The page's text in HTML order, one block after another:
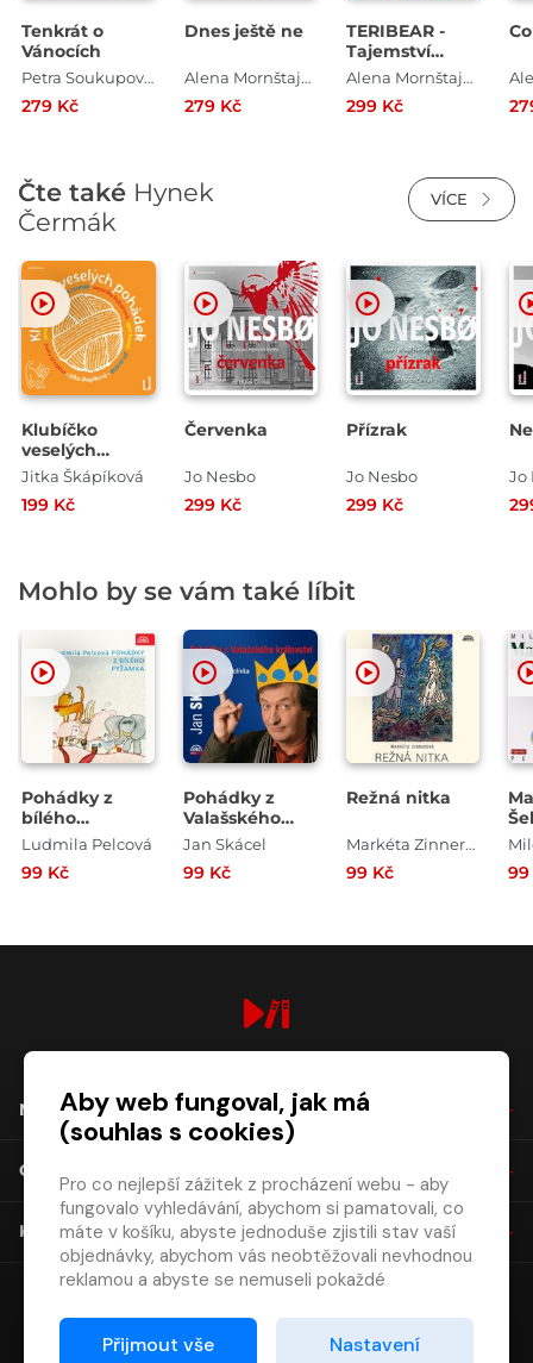
Tenkrát o
Vánocích
Petra Soukupová , Alena Mornštajnová , Petra Dvořáková , Alice Nellis , Anna Bolavá , Marek Epstein , Petr Stančík , Ondřej Neff , Irena Hejdová
279 Kč
Dnes ještě ne
Alena Mornštajnová , Petra Soukupová , Petra Dvořáková , Jan Němec , Bianca Bellová , Markéta Pilátová , Ondřej Neff , Marek Epstein , Irena Hejdová
279 Kč
TERIBEAR -
Tajemství
modré krabiceAlena Mornštajnová
299 Kč
Čte také Hynek
Čermák
VÍCE
Klubíčko
veselých
pohádek
Jitka Škápíková
199 Kč
Červenka
Jo Nesbo
299 Kč
Přízrak
Jo Nesbo
299 Kč
Jo
Mohlo by se vám také líbit
Pohádky z
bílého
pyžamka
Ludmila Pelcová
99 Kč
Pohádky z
Valašského
království
Jan Skácel
99 Kč
Režná nitka
Markéta Zinnerová
99 Kč 99
NÁKUP
O SPOLEČNOSTI
KONTAKT
Aby web fungoval, jak má
(souhlas s cookies)
Pro co nejlepší zážitek z procházení webu - aby
fungovalo vyhledávání, abychom si pamatovali, co
máte v košíku, abyste jednoduše zjistili stav vaší
objednávky, abychom vás neobtěžovali nevhodnou
reklamou a abyste se nemuseli pokaždé
Proto od vás potřebujeme souhlas se
Přijmout vše Nastavení